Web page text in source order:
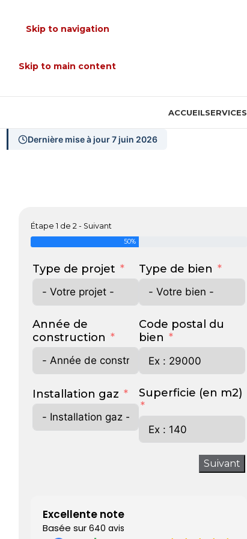
Skip to navigation
Skip to main content
ACCUEILSERVICES
Dernière mise à jour 7 juin 2026
Étape 1 de 2 - Suivant
50%
Type de projet Type de bien
Année de
construction
Code postal du
bien
Installation gaz Superficie (en m2)
Suivant
Excellente note
Basée sur 640 avis